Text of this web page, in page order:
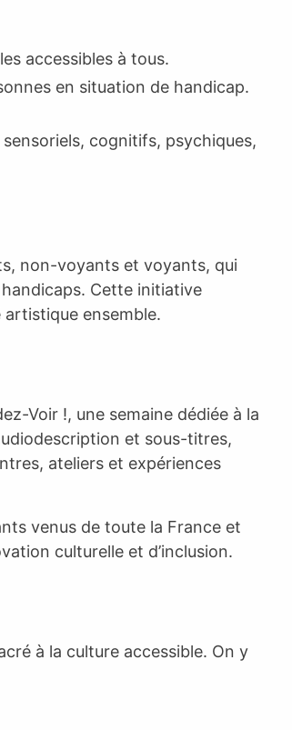
accessibles à tous.
en situation de handicap.
sensoriels, cognitifs, psychiques,
non-voyants et voyants, qui
Cette initiative
ensemble.
Voir !, une semaine dédiée à la
et sous-titres,
ateliers et expériences
venus de toute la France et
culturelle et d’inclusion.
à la culture accessible. On y